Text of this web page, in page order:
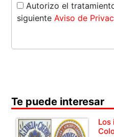
Autorizo el
siguienteAviso de
Te puede interesar
Los